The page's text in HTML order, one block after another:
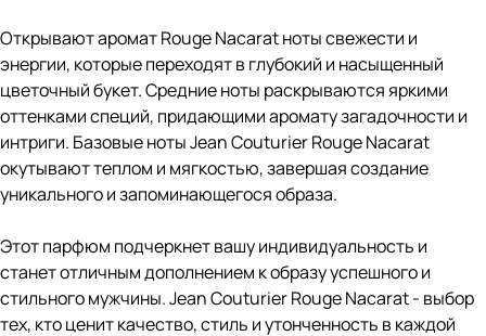
Открывают аромат Rouge Nacarat ноты свежести и
энергии, которые переходят в глубокий и насыщенный
цветочный букет. Средние ноты раскрываются яркими
оттенками специй, придающими аромату загадочности и
интриги. Базовые ноты Jean Couturier Rouge Nacarat
окутывают теплом и мягкостью, завершая создание
уникального и запоминающегося образа.
Этот парфюм подчеркнет вашу индивидуальность и
станет отличным дополнением к образу успешного и
стильного мужчины. Jean Couturier Rouge Nacarat - выбор
тех, кто ценит качество, стиль и утонченность в каждой